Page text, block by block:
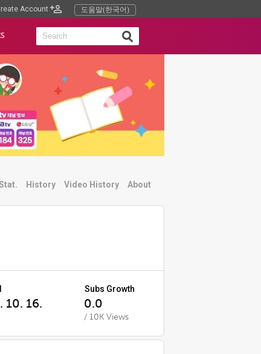
Account 도움말(한국어)
History Video History About
Subs Growth
10. 16. 0.0
/ 10K Views